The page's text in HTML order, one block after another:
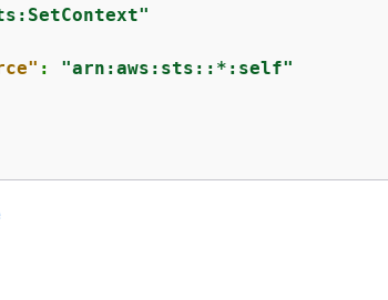
: "arn:aws:sts::*:self"